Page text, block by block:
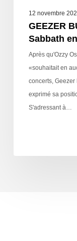
12 novembre
GEEZER
Sabbath
Après qu'Ozzy
«souhaitait en
concerts,
exprimé sa
S'adressant à…